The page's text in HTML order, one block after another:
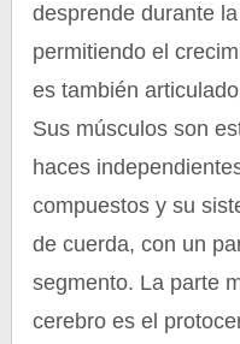
desprende durante
permitiendo el
es también
Sus músculos son
haces
compuestos y su
de cuerda, con un
segmento. La parte
cerebro es el